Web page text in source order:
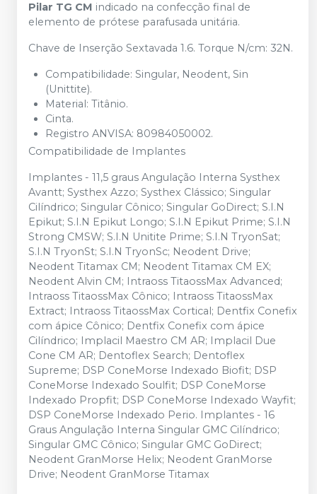
Pilar TG CM indicado na confecção final de
elemento de prótese parafusada unitária.
Chave de Inserção Sextavada 1.6. Torque N/cm: 32N.
Compatibilidade: Singular, Neodent, Sin
(Unittite).
Material: Titânio.
Cinta.
Registro ANVISA: 80984050002.
Compatibilidade de Implantes
Implantes - 11,5 graus Angulação Interna Systhex
Avantt; Systhex Azzo; Systhex Clássico; Singular
Cilíndrico; Singular Cônico; Singular GoDirect; S.I.N
Epikut; S.I.N Epikut Longo; S.I.N Epikut Prime; S.I.N
Strong CMSW; S.I.N Unitite Prime; S.I.N TryonSat;
S.I.N TryonSt; S.I.N TryonSc; Neodent Drive;
Neodent Titamax CM; Neodent Titamax CM EX;
Neodent Alvin CM; Intraoss TitaossMax Advanced;
Intraoss TitaossMax Cônico; Intraoss TitaossMax
Extract; Intraoss TitaossMax Cortical; Dentfix Conefix
com ápice Cônico; Dentfix Conefix com ápice
Cilíndrico; Implacil Maestro CM AR; Implacil Due
Cone CM AR; Dentoflex Search; Dentoflex
Supreme; DSP ConeMorse Indexado Biofit; DSP
ConeMorse Indexado Soulfit; DSP ConeMorse
Indexado Propfit; DSP ConeMorse Indexado Wayfit;
DSP ConeMorse Indexado Perio. Implantes - 16
Graus Angulação Interna Singular GMC Cilíndrico;
Singular GMC Cônico; Singular GMC GoDirect;
Neodent GranMorse Helix; Neodent GranMorse
Drive; Neodent GranMorse Titamax